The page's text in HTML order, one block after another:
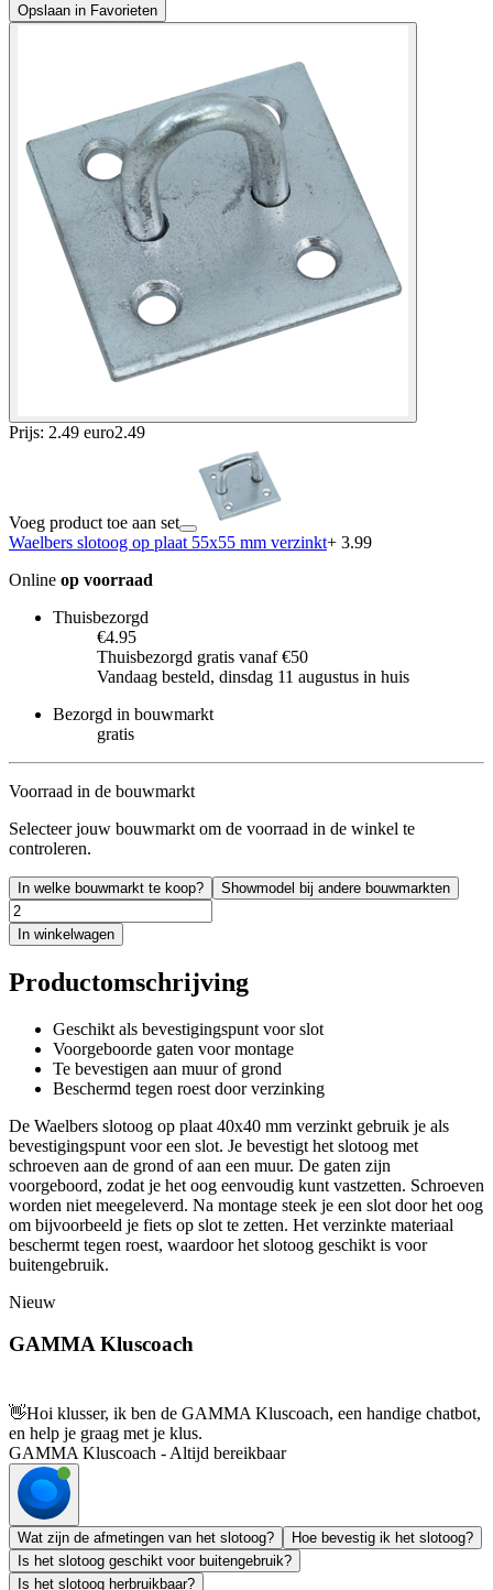
Opslaan in Favorieten
Prijs: 2.49 euro2.49
Voeg product toe aan set
Waelbers slotoog op plaat 55x55 mm verzinkt+ 3.99
Online op voorraad
Thuisbezorgd
€4.95
Thuisbezorgd gratis vanaf €50
Vandaag besteld, dinsdag 11 augustus in huis
Bezorgd in bouwmarkt
gratis
Voorraad in de bouwmarkt
Selecteer jouw bouwmarkt om de voorraad in de winkel te
controleren.
In welke bouwmarkt te koop? Showmodel bij andere bouwmarkten
In winkelwagen
Productomschrijving
Geschikt als bevestigingspunt voor slot
Voorgeboorde gaten voor montage
Te bevestigen aan muur of grond
Beschermd tegen roest door verzinking
De Waelbers slotoog op plaat 40x40 mm verzinkt gebruik je als
bevestigingspunt voor een slot. Je bevestigt het slotoog met
schroeven aan de grond of aan een muur. De gaten zijn
voorgeboord, zodat je het oog eenvoudig kunt vastzetten. Schroeven
worden niet meegeleverd. Na montage steek je een slot door het oog
om bijvoorbeeld je fiets op slot te zetten. Het verzinkte materiaal
beschermt tegen roest, waardoor het slotoog geschikt is voor
buitengebruik.
Nieuw
GAMMA Kluscoach
👋Hoi klusser, ik ben de GAMMA Kluscoach, een handige chatbot,
en help je graag met je klus.
GAMMA Kluscoach - Altijd bereikbaar
Wat zijn de afmetingen van het slotoog?
Hoe bevestig ik het slotoog?
Is het slotoog geschikt voor buitengebruik?
Is het slotoog herbruikbaar?